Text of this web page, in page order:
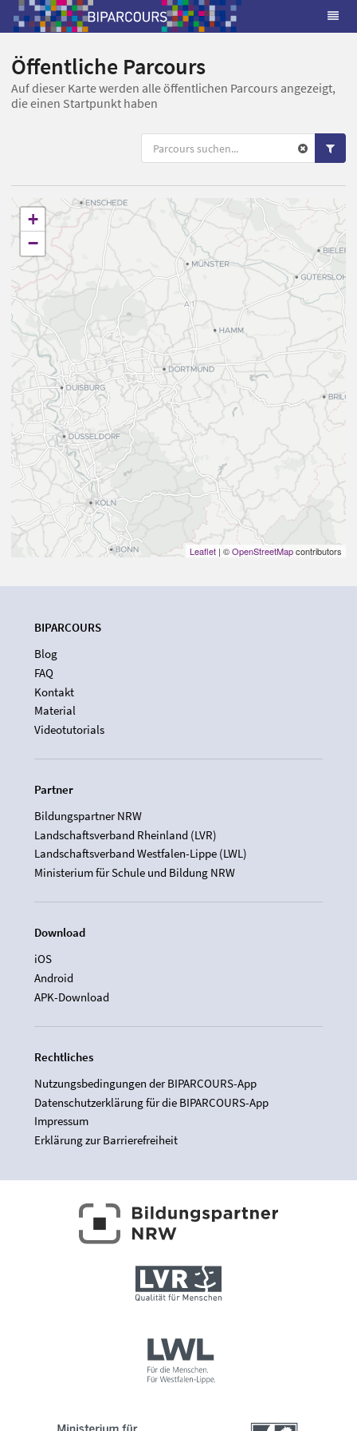
Öffentliche Parcours
Auf dieser Karte werden alle öffentlichen Parcours angezeigt,
die einen Startpunkt haben
+
−
Leaflet | ©OpenStreetMapcontributors
BIPARCOURS
Blog
FAQ
Kontakt
Material
Videotutorials
Partner
Bildungspartner NRW
Landschaftsverband Rheinland (LVR)
Landschaftsverband Westfalen-Lippe (LWL)
Ministerium für Schule und Bildung NRW
Download
iOS
Android
APK-Download
Rechtliches
Nutzungsbedingungen der BIPARCOURS-App
Datenschutzerklärung für die BIPARCOURS-App
Impressum
Erklärung zur Barrierefreiheit